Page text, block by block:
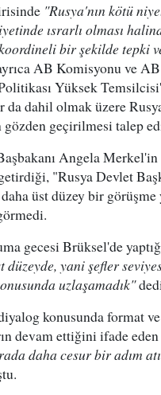
"Rusya'nın kötü
ısrarlı olması
bir şekilde tepki
AB Komisyonu ve
Yüksek
da dahil olmak üzere
geçirilmesi talep
Angela
"Rusya Devlet
üst düzey bir görüşme
gecesi Brüksel'de
düzeyde, yani şefler
uzlaşamadık"
konusunda format
devam ettiğini ifade
daha cesur bir adım